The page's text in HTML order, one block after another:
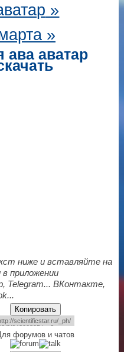
»
»
аватар
ниже и вставляйте на
приложении
Telegram... ВКонтакте,
Копировать
форумов и чатов